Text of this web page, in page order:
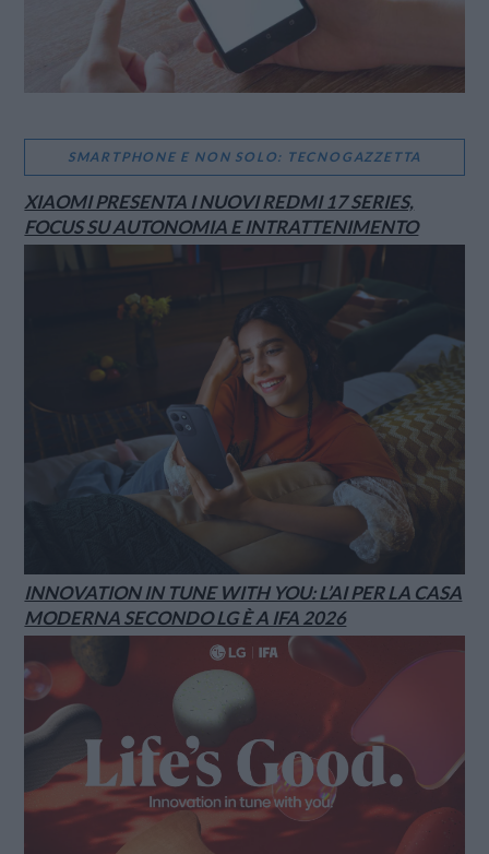
SMARTPHONE E NON SOLO: TECNOGAZZETTA
XIAOMI PRESENTA I NUOVI REDMI 17 SERIES,
FOCUS SU AUTONOMIA E INTRATTENIMENTO
INNOVATION IN TUNE WITH YOU: L’AI PER LA CASA
MODERNA SECONDO LG È A IFA 2026